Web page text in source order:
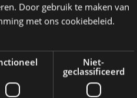
Door gebruik te maken van
met ons cookiebeleid.
Niet-
geclassificeerd